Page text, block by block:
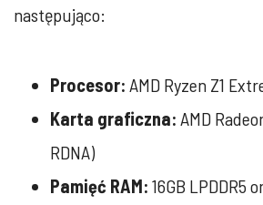
następująco:
Procesor: AMD Ryzen Z1
Karta graficzna: AMD
RDNA)
Pamięć RAM: 16GB LPDDR5